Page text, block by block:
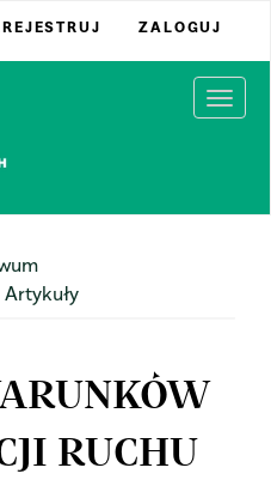
ZALOGUJ
Artykuły
RUCHU